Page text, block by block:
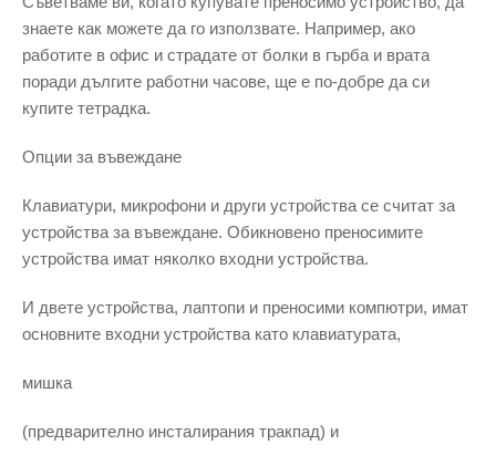
знаете как можете да го използвате. Например, ако
работите в офис и страдате от болки в гърба и врата
поради дългите работни часове, ще е по-добре да си
купите тетрадка.
Опции за въвеждане
Клавиатури, микрофони и други устройства се считат за
устройства за въвеждане. Обикновено преносимите
устройства имат няколко входни устройства.
И двете устройства, лаптопи и преносими компютри, имат
основните входни устройства като клавиатурата,
мишка
(предварително инсталирания тракпад) и